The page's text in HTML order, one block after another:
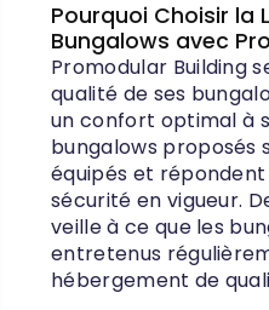
Pourquoi Choisir la
Bungalows avec
Promodular Building
qualité de ses
un confort optimal à
bungalows proposés
équipés et
sécurité en vigueur.
veille à ce que les
entretenus
hébergement de